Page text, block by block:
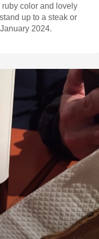
color and lovely
up to a steak or
2024.